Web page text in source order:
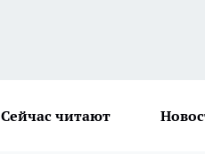
Сейчас читают